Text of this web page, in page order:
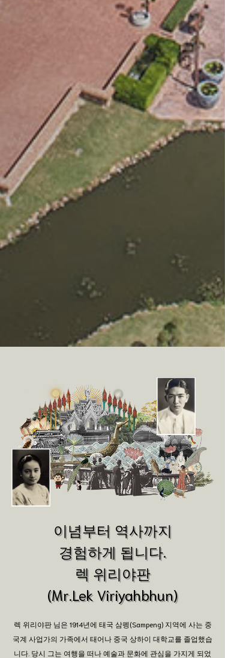
이념부터 역사까지
경험하게 됩니다.
렉 위리야판
(Mr.Lek Viriyahbhun)
렉 위리야판 님은 1914년에 태국 삼펭(Sampeng) 지역에 사는 중
국계 사업가의 가족에서 태어나 중국 상하이 대학교를 졸업했습
니다. 당시 그는 여행을 떠나 예술과 문화에 관심을 가지게 되었